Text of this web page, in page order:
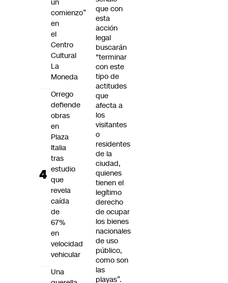
que con
esta
acción
legal
buscarán
"terminar
con este
tipo de
actitudes
que
afecta a
los
visitantes
o
residentes
de la
ciudad,
quienes
tienen el
legítimo
derecho
de ocupar
los bienes
nacionales
de uso
público,
como son
las
playas”.
un
comienzo”
en
el
Centro
Cultural
La
Moneda
Orrego
defiende
obras
en
Plaza
Italia
tras
estudio
que
revela
caída
de
67%
en
velocidad
vehicular
Una